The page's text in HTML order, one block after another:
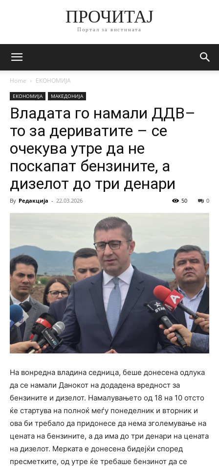
ПРОЧИТАЈ
Портал за вистината
Home ЕКОНОМИЈА
ЕКОНОМИЈА МАКЕДОНИЈА
Владата го намали ДДВ–
то за дериватите – се
очекува утре да не
поскапат бензините, а
дизелот до три денари
By Редакција - 22.03.2026 0
50
На вонредна владина седница, беше донесена одлука
да се намали Данокот на додадена вредност за
бензините и дизелот. Намалувањето од 18 на 10 отсто
ќе стартува на полноќ меѓу понеделник и вторник и
ова би требало да придонесе да нема зголемување на
цената на бензините, а да има до три денари на цената
на дизелот. Мерката е донесена бидејќи според
пресметките, од утре ќе требаше бензинот да се